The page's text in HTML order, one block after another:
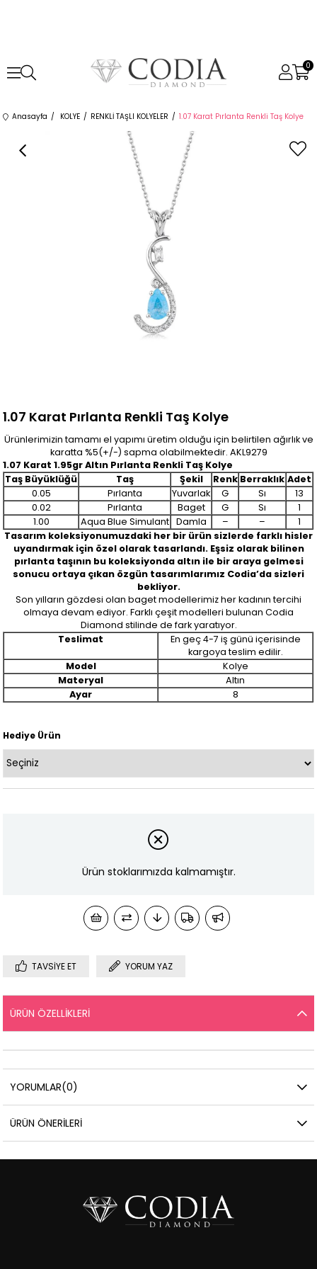
0
Anasayfa KOLYE RENKLİ TAŞLI KOLYELER 1.07 Karat Pırlanta Renkli Taş Kolye
1.07 Karat Pırlanta Renkli Taş Kolye
Ürünlerimizin tamamı el yapımı üretim olduğu için belirtilen ağırlık ve
karatta %5(+/-) sapma olabilmektedir. AKL9279
1.07 Karat 1.95gr Altın Pırlanta Renkli Taş Kolye
Taş Büyüklüğü
Taş Şekil Renk Berraklık Adet
0.05
Pırlanta Yuvarlak G Sı
13
0.02
Pırlanta Baget G Sı
1
1.00
Aqua Blue Simulant Damla – –
1
Tasarım koleksiyonumuzdaki her bir ürün sizlerde farklı hisler
uyandırmak için özel olarak tasarlandı. Eşsiz olarak bilinen
pırlanta taşının bu koleksiyonda altın ile bir araya gelmesi
sonucu ortaya çıkan özgün tasarımlarımız Codia’da sizleri
bekliyor.
Son yılların gözdesi olan baget modellerimiz her kadının tercihi
olmaya devam ediyor. Farklı çeşit modelleri bulunan Codia
Diamond stilinde de fark yaratıyor.
Teslimat
En geç 4-7 iş günü içerisinde
kargoya teslim edilir.
Model
Kolye
Materyal
Altın
Ayar
8
Hediye Ürün
Ürün stoklarımızda kalmamıştır.
TAVSIYE ET YORUM YAZ
ÜRÜN ÖZELLIKLERI
YORUMLAR(0)
ÜRÜN ÖNERILERI